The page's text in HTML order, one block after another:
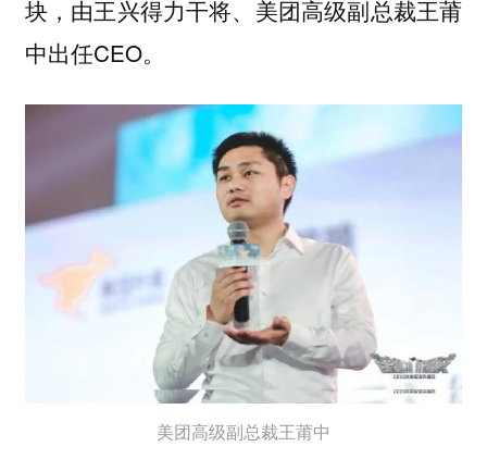
块，由王兴得力干将、美团高级副总裁王莆
中出任CEO。
美团高级副总裁王莆中